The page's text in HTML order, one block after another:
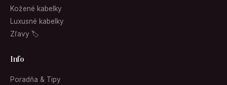
Kožené kabelky
Luxusné kabelky
Zľavy 🏷
Info
Poradňa & Tipy